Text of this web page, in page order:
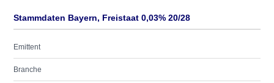
Stammdaten Bayern, Freistaat 0,03% 20/28
Emittent
Branche